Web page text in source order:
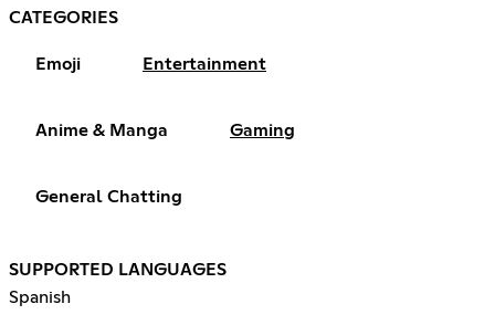
CATEGORIES
Emoji Entertainment
Anime & Manga Gaming
General Chatting
SUPPORTED LANGUAGES
Spanish